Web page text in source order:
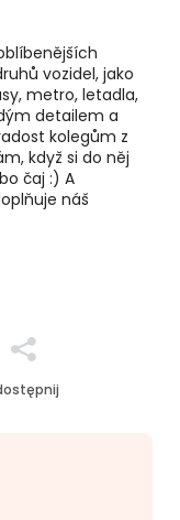
vozidel, jako
metro, letadla,
detailem a
kolegům z
když si do něj
čaj :) A
náš